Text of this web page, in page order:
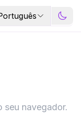
seu navegador.